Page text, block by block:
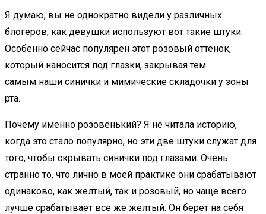
Я думаю, вы не однократно видели у различных
блогеров, как девушки используют вот такие штуки.
Особенно сейчас популярен этот розовый оттенок,
который наносится под глазки, закрывая тем
самым наши синички и мимические складочки у зоны
рта.
Почему именно розовенький? Я не читала историю,
когда это стало популярно, но эти две штуки служат для
того, чтобы скрывать синички под глазами. Очень
странно то, что лично в моей практике они срабатывают
одинаково, как желтый, так и розовый, но чаще всего
лучше срабатывает все же желтый. Он берет на себя